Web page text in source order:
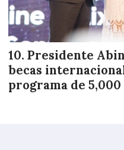
Presidente
becas
programa de